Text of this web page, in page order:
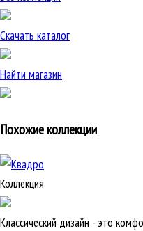
Скачать каталог
Найти магазин
Похожие коллекции
Коллекция
Классический дизайн - это